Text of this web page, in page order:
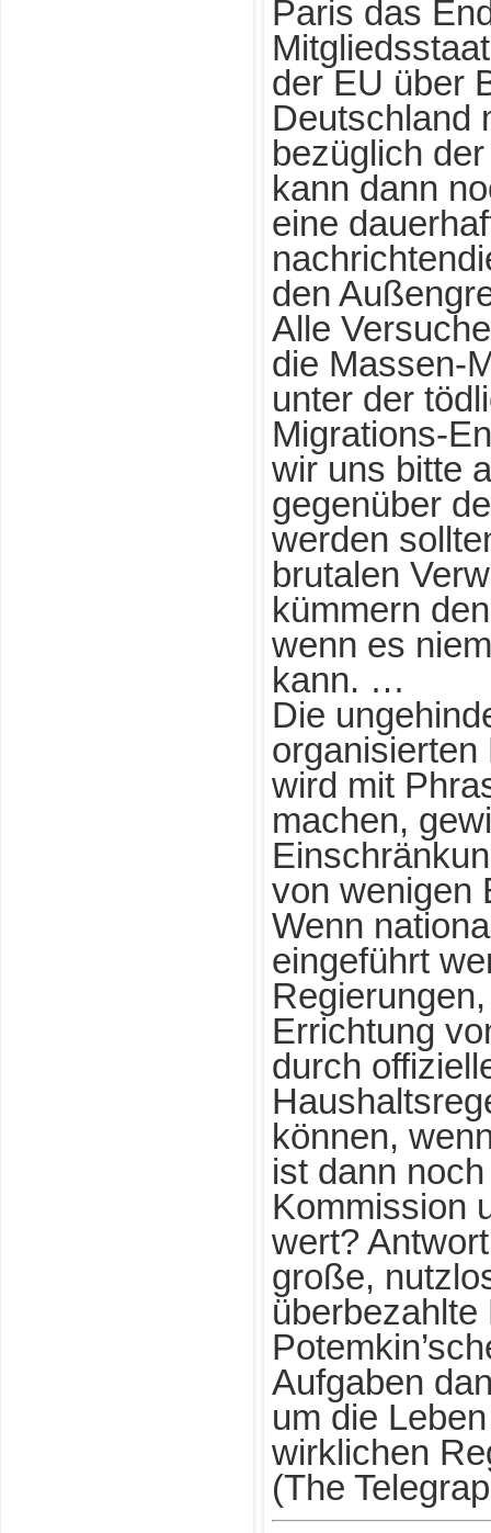
Paris das
der EU über
Deutschland
bezüglich
kann dann
eine
den
Alle
die Massen-
unter der
Migrations-
wir uns bitte
gegenüber
werden
brutalen
kümmern
wenn es
kann. …
Die
organisierten
wird mit
machen,
von wenigen
Wenn
eingeführt
Errichtung
durch
können,
ist dann
Kommission
wert?
große,
Aufgaben
um die
wirklichen
(The